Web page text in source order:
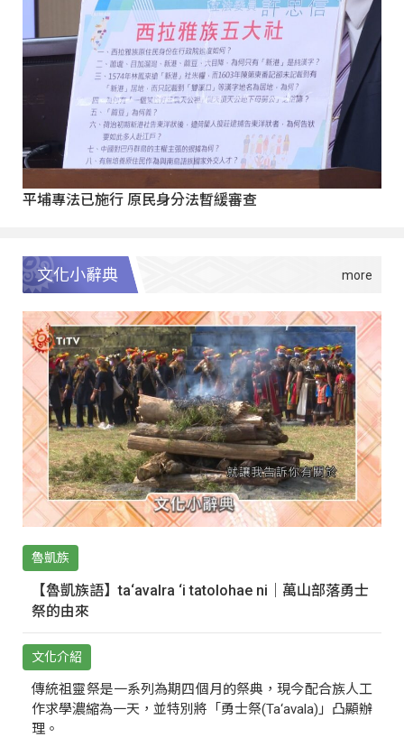
平埔專法已施行 原民身分法暫緩審查
文化小辭典
魯凱族
【魯凱族語】ta‘avalra ‘i tatolohae ni｜萬山部落勇士
祭的由來
文化介紹
傳統祖靈祭是一系列為期四個月的祭典，現今配合族人工
作求學濃縮為一天，並特別將「勇士祭(Ta‘avala)」凸顯辦
理。